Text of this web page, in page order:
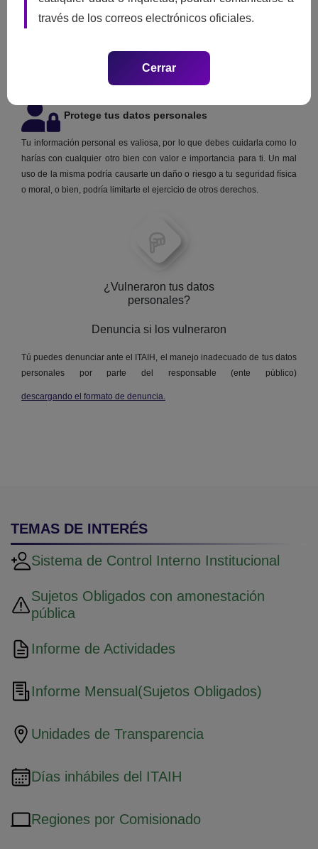
través de los correos electrónicos oficiales.
Cerrar
Protege tus datos personales
Tu información personal es valiosa, por lo que debes cuidarla como lo
harías con cualquier otro bien con valor e importancia para ti. Un mal
uso de la misma podría causarte un daño o riesgo a tu seguridad física
o moral, o bien, podría limitarte el ejercicio de otros derechos.
¿Vulneraron tus datos
personales?
Denuncia si los vulneraron
Tú puedes denunciar ante el ITAIH, el manejo inadecuado de tus datos
personales por parte del responsable (ente público)
descargando el formato de denuncia.
TEMAS DE INTERÉS
Sistema de Control Interno Institucional
Sujetos Obligados con amonestación
pública
Informe de Actividades
Informe Mensual(Sujetos Obligados)
Unidades de Transparencia
Días inhábiles del ITAIH
Regiones por Comisionado